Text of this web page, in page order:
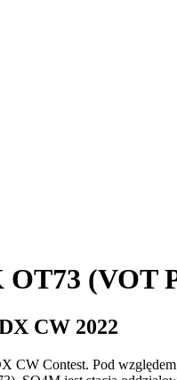
(VOT
CW 2022
CW Contest. Pod